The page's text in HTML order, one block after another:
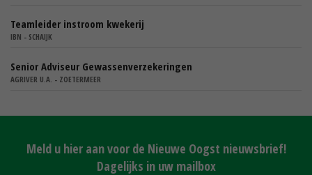
Teamleider instroom kwekerij
IBN - SCHAIJK
Senior Adviseur Gewassenverzekeringen
AGRIVER U.A. - ZOETERMEER
Meld u hier aan voor de Nieuwe Oogst nieuwsbrief!
Dagelijks in uw mailbox